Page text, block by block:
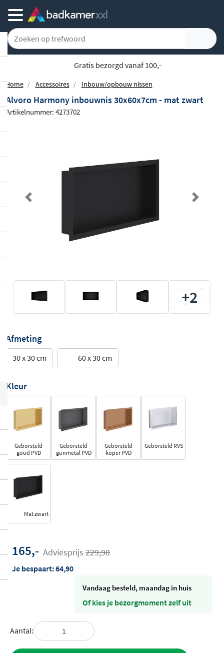
Achteraf of gespreid betalen
Home Accessoires Inbouw/opbouw nissen
Alvoro Harmony inbouwnis 30x60x7cm - mat zwart
Artikelnummer: 4273702
Previous Next
+2
Afmeting
30 x 30 cm 60 x 30 cm
Kleur
Geborsteld
goud PVD
Geborsteld
gunmetal PVD
Geborsteld
koper PVD
Geborsteld RVS
Mat zwart
165,- Adviesprijs 229,90
Je bespaart:64,90
vandaag besteld, maandag in huis
Of kies je bezorgmoment zelf uit
Aantal: